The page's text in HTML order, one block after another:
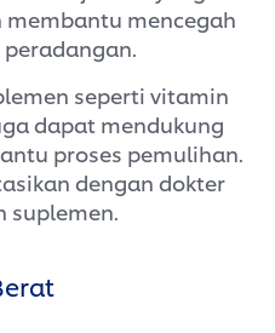
mencegah
seperti vitamin
dapat mendukung
proses pemulihan.
dengan dokter
suplemen.